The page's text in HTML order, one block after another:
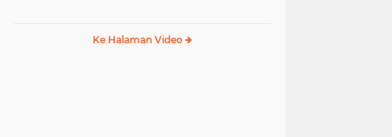
Ke Halaman Video